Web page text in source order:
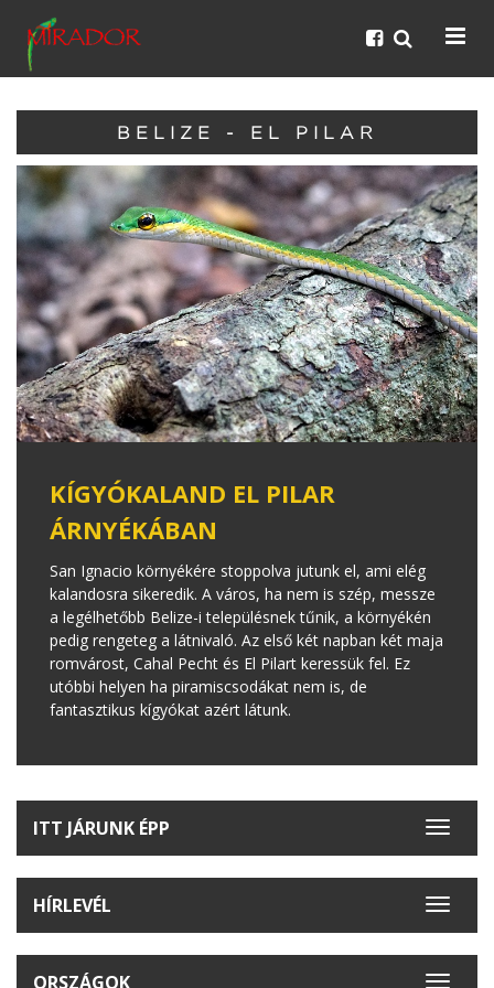
BELIZE - EL PILAR
KÍGYÓKALAND EL PILAR
ÁRNYÉKÁBAN
San Ignacio környékére stoppolva jutunk el, ami elég
kalandosra sikeredik. A város, ha nem is szép, messze
a legélhetőbb Belize-i településnek tűnik, a környékén
pedig rengeteg a látnivaló. Az első két napban két maja
romvárost, Cahal Pecht és El Pilart keressük fel. Ez
utóbbi helyen ha piramiscsodákat nem is, de
fantasztikus kígyókat azért látunk.
Toggle
ITT JÁRUNK ÉPP
Toggle
HÍRLEVÉL
ORSZÁGOK